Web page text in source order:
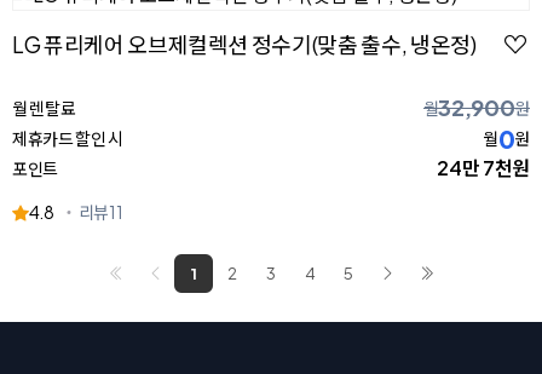
LG 퓨리케어 오브제컬렉션 정수기(맞춤 출수, 냉온정)
월 렌탈료 월32,900원
제휴카드 할인 시
월0원
포인트
24만 7천원
4.8 리뷰11
1 2 3 4 5